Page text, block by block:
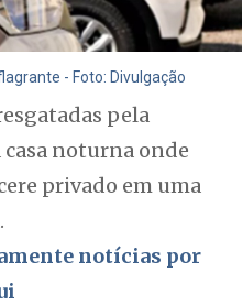
- Foto: Divulgação
pela
noturna onde
privado em uma
notícias por